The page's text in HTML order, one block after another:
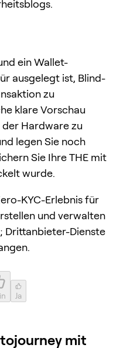
ein Wallet-
ausgelegt ist, Blind-
zu
klare Vorschau
Hardware zu
legen Sie noch
Sie Ihre THE mit
wurde.
KYC-Erlebnis für
und verwalten
Drittanbieter-Dienste
Ja
mit